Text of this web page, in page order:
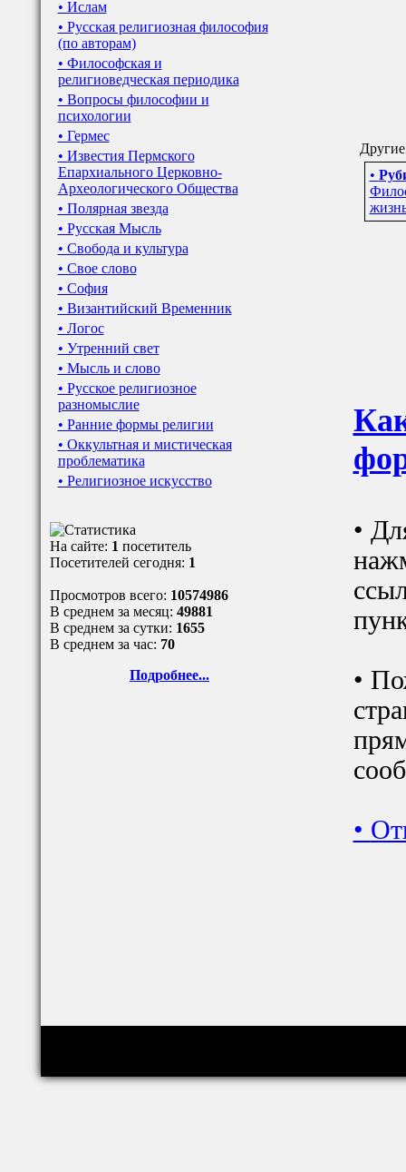
• Ислам
• Русская религиозная философия
(по авторам)
• Философская и
религиоведческая периодика
• Вопросы философии и
психологии
• Гермес
• Известия Пермского
Епархиального Церковно-
Археологического Общества
• Полярная звезда
• Русская Мысль
• Свобода и культура
• Свое слово
• София
• Византийский Временник
• Логос
• Утренний свет
• Мысль и слово
• Русское религиозное
разномыслие
• Ранние формы религии
• Оккультная и мистическая
проблематика
• Религиозное искусство
На сайте: 1 посетитель
Посетителей сегодня: 1
Просмотров всего: 10574986
В среднем за месяц: 49881
В среднем за сутки: 1655
В среднем за час: 70
Подробнее...
•
•
•
•